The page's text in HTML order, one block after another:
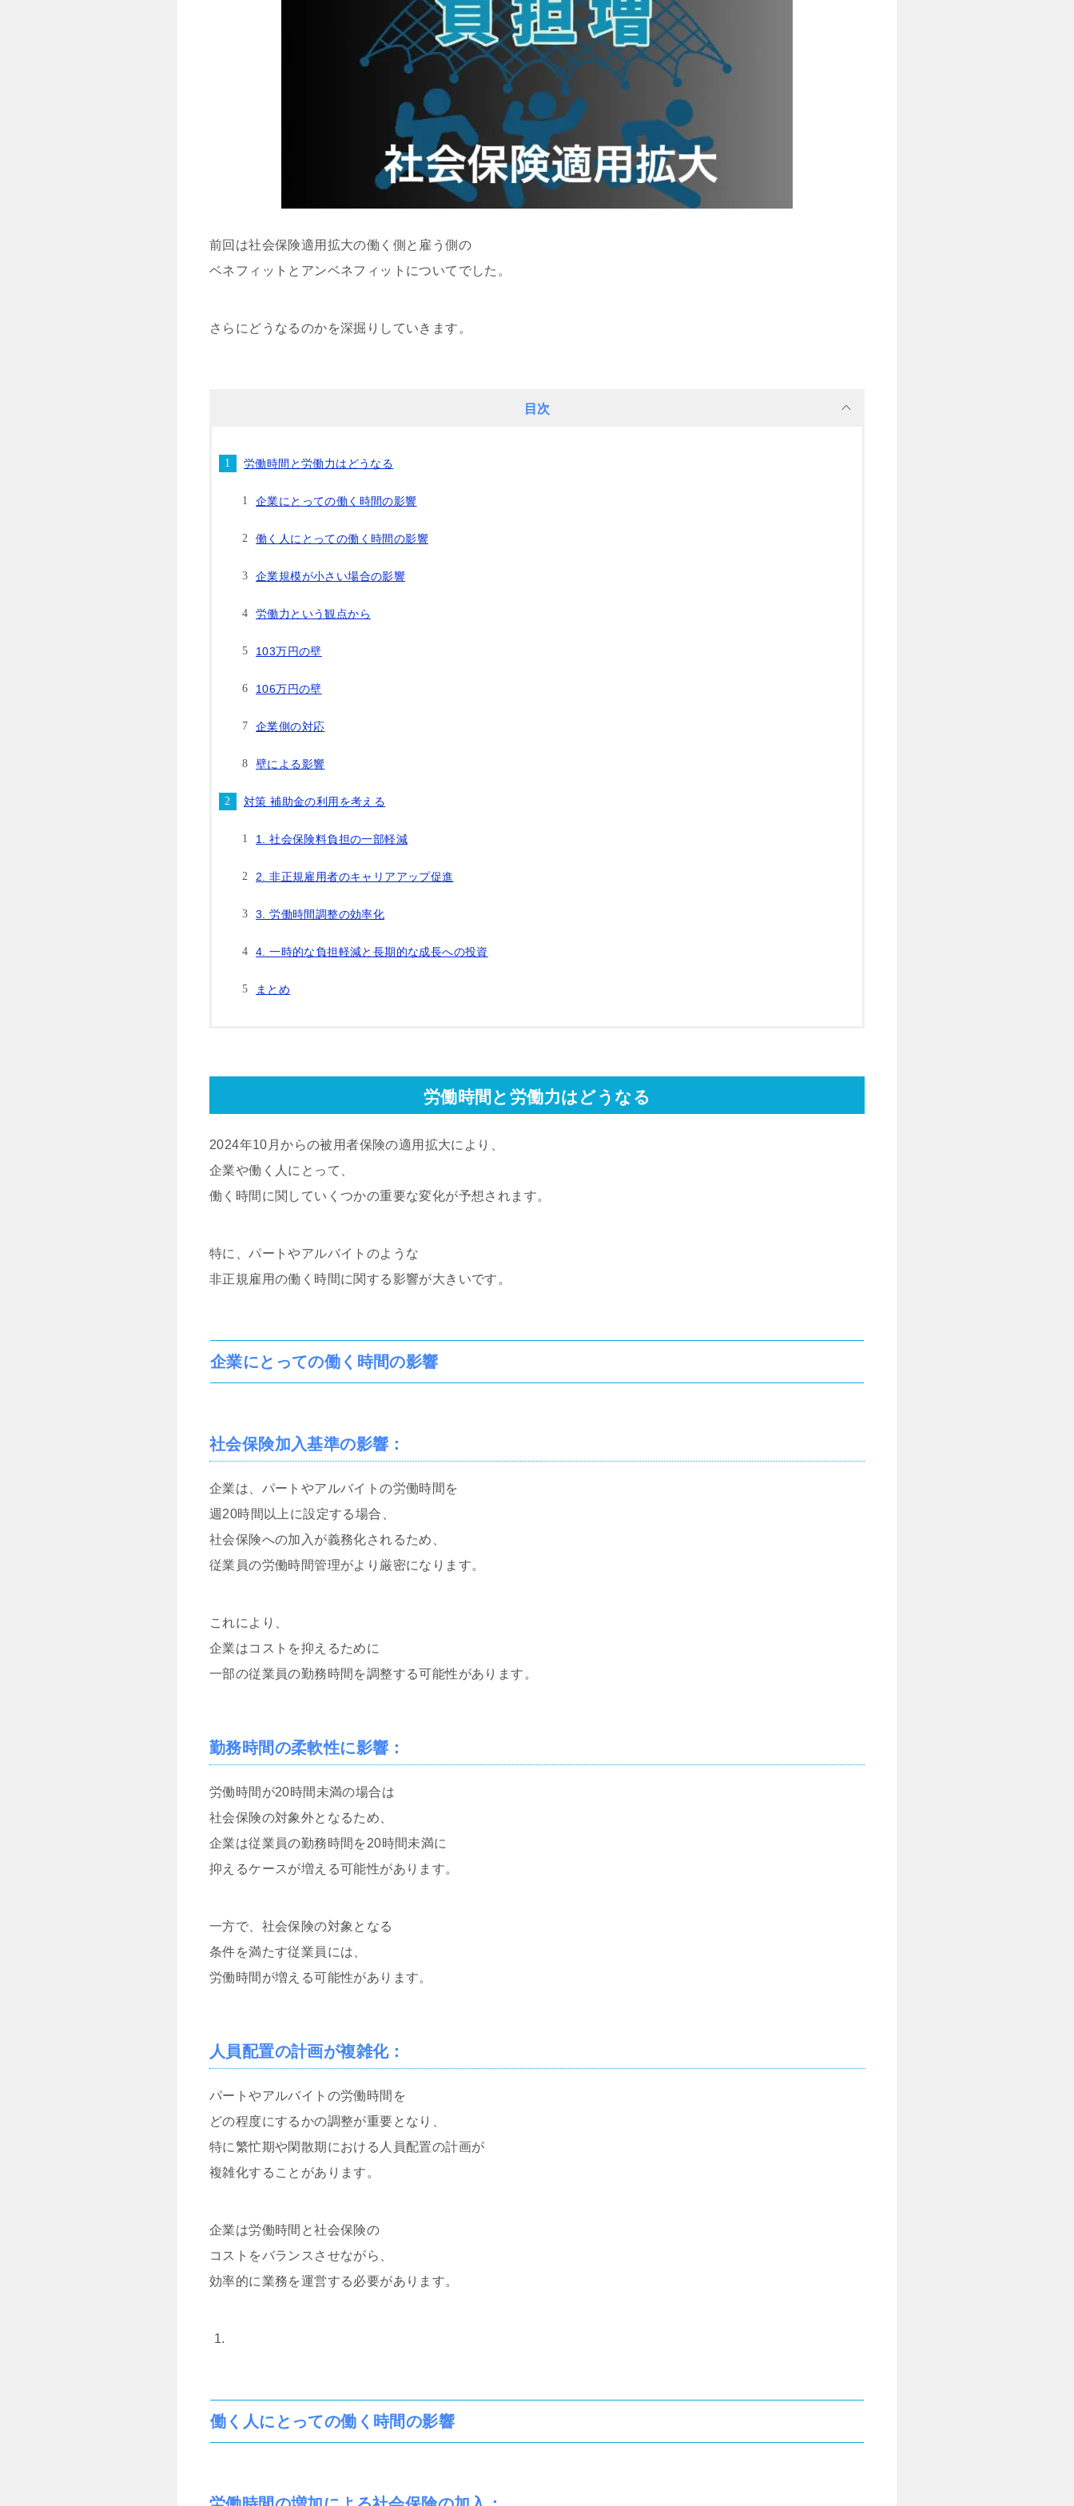
前回は社会保険適用拡大の働く側と雇う側の
ベネフィットとアンベネフィットについてでした。
さらにどうなるのかを深掘りしていきます。
目次
労働時間と労働力はどうなる
企業にとっての働く時間の影響
働く人にとっての働く時間の影響
企業規模が小さい場合の影響
労働力という観点から
103万円の壁
106万円の壁
企業側の対応
壁による影響
対策 補助金の利用を考える
1. 社会保険料負担の一部軽減
2. 非正規雇用者のキャリアアップ促進
3. 労働時間調整の効率化
4. 一時的な負担軽減と長期的な成長への投資
まとめ
労働時間と労働力はどうなる
2024年10月からの被用者保険の適用拡大により、
企業や働く人にとって、
働く時間に関していくつかの重要な変化が予想されます。
特に、パートやアルバイトのような
非正規雇用の働く時間に関する影響が大きいです。
企業にとっての働く時間の影響
社会保険加入基準の影響 ：
企業は、パートやアルバイトの労働時間を
週20時間以上に設定する場合、
社会保険への加入が義務化されるため、
従業員の労働時間管理がより厳密になります。
これにより、
企業はコストを抑えるために
一部の従業員の勤務時間を調整する可能性があります。
勤務時間の柔軟性に影響 ：
労働時間が20時間未満の場合は
社会保険の対象外となるため、
企業は従業員の勤務時間を20時間未満に
抑えるケースが増える可能性があります。
一方で、社会保険の対象となる
条件を満たす従業員には、
労働時間が増える可能性があります。
人員配置の計画が複雑化：
パートやアルバイトの労働時間を
どの程度にするかの調整が重要となり、
特に繁忙期や閑散期における人員配置の計画が
複雑化することがあります。
企業は労働時間と社会保険の
コストをバランスさせながら、
効率的に業務を運営する必要があります。
働く人にとっての働く時間の影響